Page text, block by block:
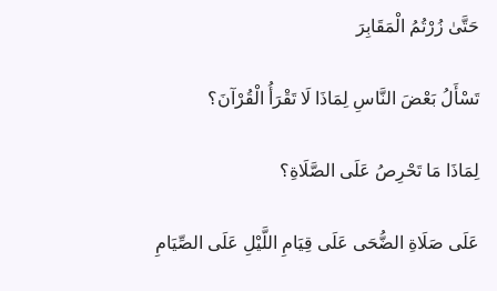
حَتَّىٰ زُرْتُمُ الْمَقَابِرَ
تَسْأَلُ بَعْضَ النَّاسِ لِمَاذَا لَا تَقْرَأُ الْقُرْآنَ؟
لِمَاذَا مَا تَحْرِصُ عَلَى الصَّلَاةِ؟
عَلَى صَلَاةِ الضُّحَى عَلَى قِيَامِ اللَّيْلِ عَلَى الصِّيَامِ